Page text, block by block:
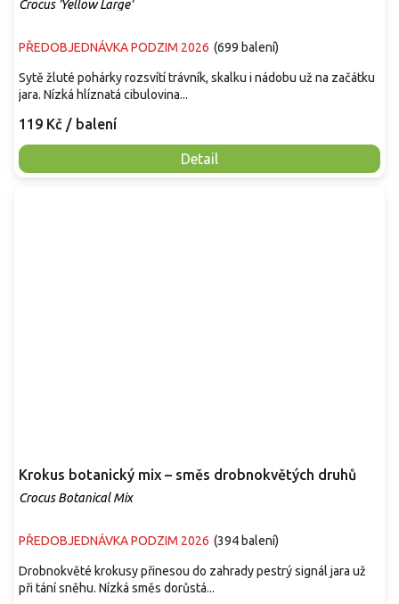
Crocus 'Yellow Large'
PŘEDOBJEDNÁVKA PODZIM 2026 (699 balení)
119 Kč / balení
Detail
Sytě žluté pohárky rozsvítí trávník, skalku i nádobu už na začátku
jara. Nízká hlíznatá cibulovina...
Krokus botanický mix – směs drobnokvětých druhů
Crocus Botanical Mix
PŘEDOBJEDNÁVKA PODZIM 2026 (394 balení)
Drobnokvěté krokusy přinesou do zahrady pestrý signál jara už
při tání sněhu. Nízká směs dorůstá...